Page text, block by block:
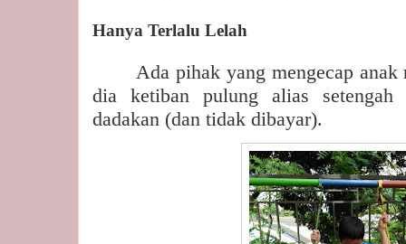
Hanya Terlalu Lelah
Ada pihak yang mengecap anak
dia ketiban pulung alias
dadakan (dan tidak dibayar).